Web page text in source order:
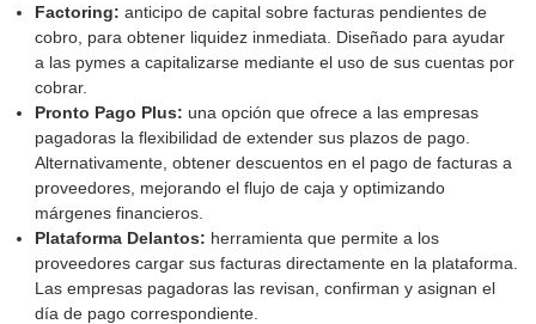
Factoring: anticipo de capital sobre facturas pendientes de
cobro, para obtener liquidez inmediata. Diseñado para ayudar
a las pymes a capitalizarse mediante el uso de sus cuentas por
cobrar.
Pronto Pago Plus: una opción que ofrece a las empresas
pagadoras la flexibilidad de extender sus plazos de pago.
Alternativamente, obtener descuentos en el pago de facturas a
proveedores, mejorando el flujo de caja y optimizando
márgenes financieros.
Plataforma Delantos: herramienta que permite a los
proveedores cargar sus facturas directamente en la plataforma.
Las empresas pagadoras las revisan, confirman y asignan el
día de pago correspondiente.